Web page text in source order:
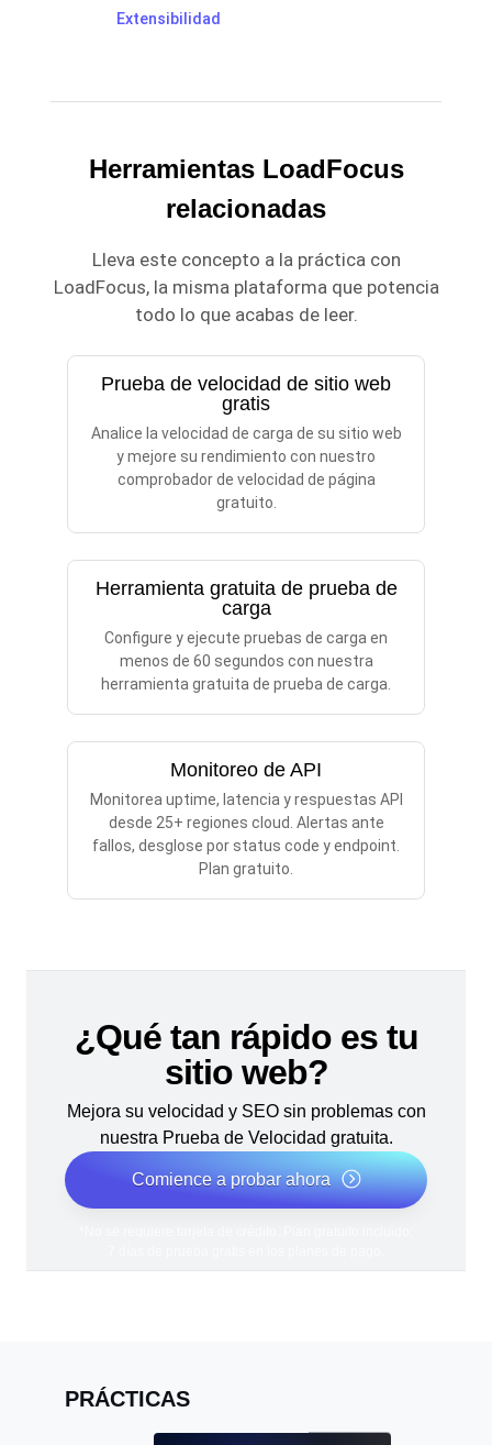
Extensibilidad
Herramientas LoadFocus
relacionadas
Lleva este concepto a la práctica con
LoadFocus, la misma plataforma que potencia
todo lo que acabas de leer.
Prueba de velocidad de sitio web
gratis
Analice la velocidad de carga de su sitio web
y mejore su rendimiento con nuestro
comprobador de velocidad de página
gratuito.
Herramienta gratuita de prueba de
carga
Configure y ejecute pruebas de carga en
menos de 60 segundos con nuestra
herramienta gratuita de prueba de carga.
Monitoreo de API
Monitorea uptime, latencia y respuestas API
desde 25+ regiones cloud. Alertas ante
fallos, desglose por status code y endpoint.
Plan gratuito.
¿Qué tan rápido es tu
sitio web?
Mejora su velocidad y SEO sin problemas con
nuestra Prueba de Velocidad gratuita.
Comience a probar ahora
PRÁCTICAS